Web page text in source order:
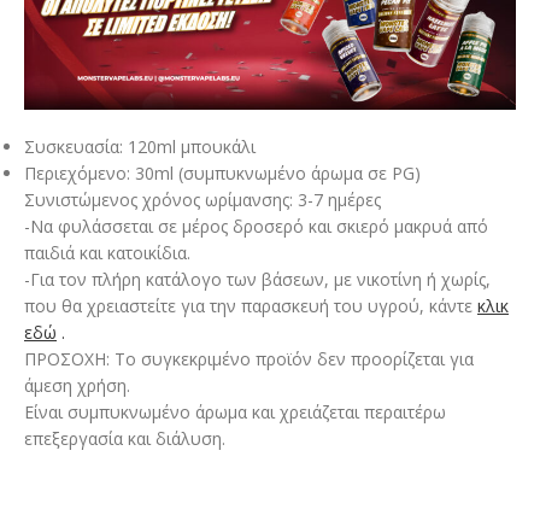
Συσκευασία: 120ml μπουκάλι
Περιεχόμενο: 30ml (συμπυκνωμένο άρωμα σε PG)
Συνιστώμενος χρόνος ωρίμανσης: 3-7 ημέρες
-Να φυλάσσεται σε μέρος δροσερό και σκιερό μακρυά από
παιδιά και κατοικίδια.
-Για τον πλήρη κατάλογο των βάσεων, με νικοτίνη ή χωρίς,
που θα χρειαστείτε για την παρασκευή του υγρού, κάντε κλικ
εδώ .
ΠΡΟΣΟΧΗ: Το συγκεκριμένο προϊόν δεν προορίζεται για
άμεση χρήση.
Είναι συμπυκνωμένο άρωμα και χρειάζεται περαιτέρω
επεξεργασία και διάλυση.